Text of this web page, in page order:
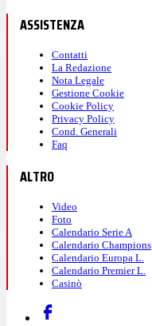
ASSISTENZA
Contatti
La Redazione
Nota Legale
Gestione Cookie
Cookie Policy
Privacy Policy
Cond. Generali
Faq
ALTRO
Video
Foto
Calendario Serie A
Calendario Champions
Calendario Europa L.
Calendario Premier L.
Casinò